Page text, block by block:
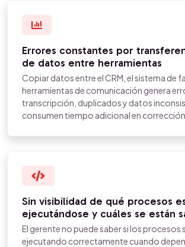
Errores constantes por
de datos entre herramientas
Copiar datos entre el CRM, el sistema de
herramientas de comunicación genera
transcripción, duplicados y datos
consumen tiempo adicional en corrección.
Sin visibilidad de qué procesos
ejecutándose y cuáles se están
El gerente no puede saber si los procesos
ejecutando correctamente cuando